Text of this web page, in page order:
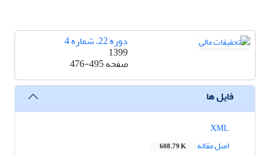
دوره 22، شماره 4
1399
صفحه476-495
فایل ها
اصل مقاله
608.79 K